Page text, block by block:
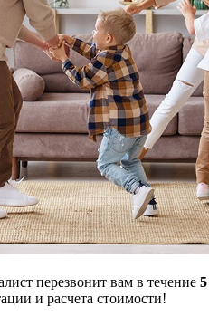
перезвонит вам в течение 5
и расчета стоимости!